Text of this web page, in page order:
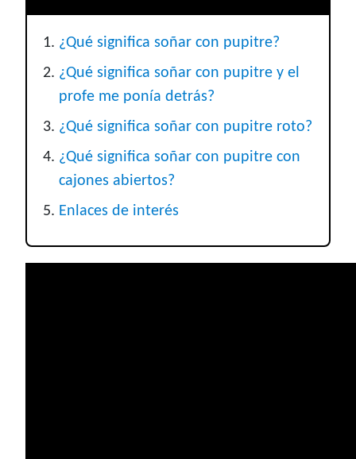
¿Qué significa soñar con pupitre?
¿Qué significa soñar con pupitre y el
profe me ponía detrás?
¿Qué significa soñar con pupitre roto?
¿Qué significa soñar con pupitre con
cajones abiertos?
Enlaces de interés